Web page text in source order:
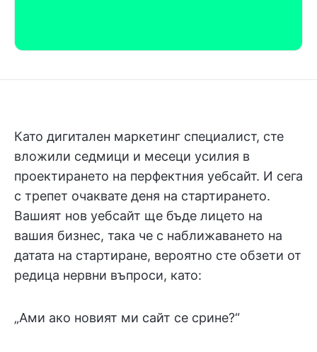
Като дигитален маркетинг специалист, сте
вложили седмици и месеци усилия в
проектирането на перфектния уебсайт. И сега
с трепет очаквате деня на стартирането.
Вашият нов уебсайт ще бъде лицето на
вашия бизнес, така че с наближаването на
датата на стартиране, вероятно сте обзети от
редица нервни въпроси, като:
„Ами ако новият ми сайт се срине?“